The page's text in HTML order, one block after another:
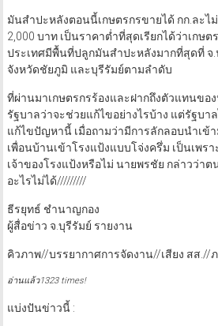
มันสำปะหลังตอนนี้เกษตรกรขายได้ กก.ละไ
2,000 บาท เป็นราคาต่ำที่สุดเรียกได้ว่าเกษ
ประเทศมีพื้นที่ปลูกมันสำปะหลังมากที่สุดที่ จ
จังหวัดชัยภูมิ และบุรีรัมย์ตามลำดับ
ที่ผ่านมาเกษตรกรร้องและฝากถึงตัวแทนขอ
รัฐบาลว่าจะช่วยแก้ไขอย่างไรบ้าง แต่รัฐบา
แก้ไขปัญหานี้ เมื่อถามว่ามีการลักลอบนำเข้
เพื่อนบ้านเข้าโรงแป้งแบบโจ่งครึ่ม เป็นเพ
เจ้าของโรงแป้งหรือไม่ นายพรชัย กล่าวว่า
อะไรไม่ได้/////////
ธีรยุทธ์ ชำนาญกอง
ผู้สื่อข่าว จ.บุรีรัมย์ รายงาน
คิวภาพ//บรรยากาศการจัดงาน//เสียง สส.//
อ่านแล้ว1323 times!
แบ่งปันข่าวนี้ :